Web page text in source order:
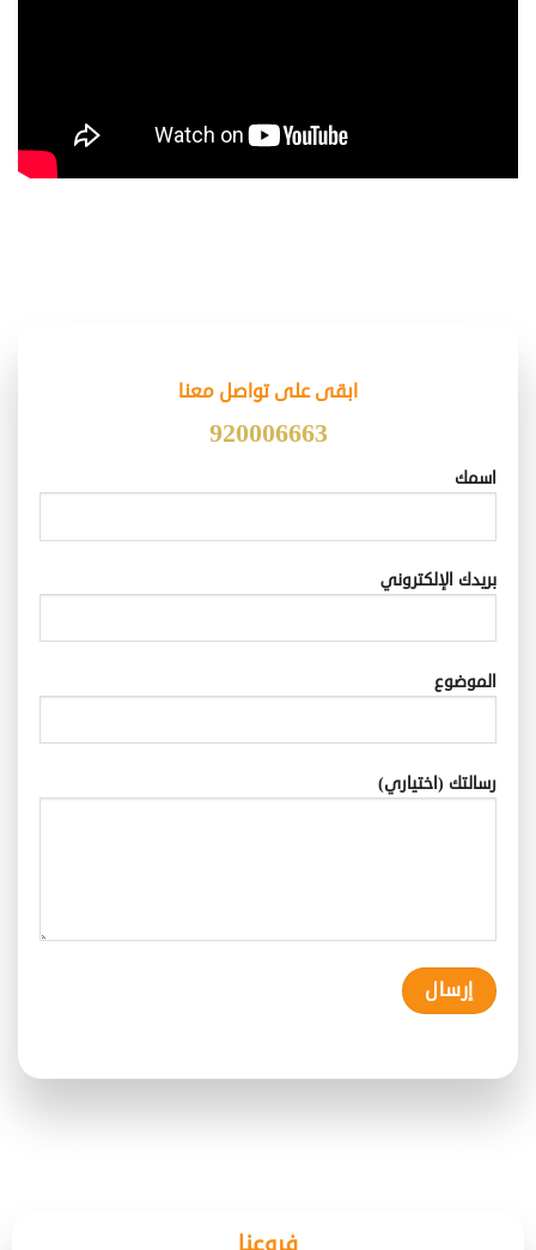
ابقى على تواصل معنا
920006663
اسمك
بريدك الإلكتروني
الموضوع
رسالتك (اختياري)
فروعنا